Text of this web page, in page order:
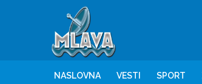
NASLOVNA VESTI SPORT